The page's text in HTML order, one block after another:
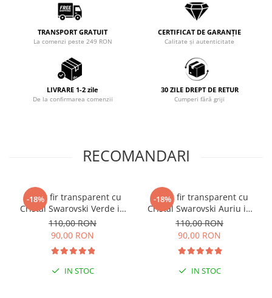
TRANSPORT GRATUIT
La comenzi peste 249 RON
CERTIFICAT DE GARANȚIE
Calitate și autenticitate
LIVRARE 1-2 zile
De la confirmarea comenzii
30 ZILE DREPT DE RETUR
Cumperi fără griji
RECOMANDARI
-18%
Colier fir transparent cu
Cristal Swarovski Verde in
Caseta din Argint 925
110,00 RON
90,00 RON
IN STOC
-18%
Colier fir transparent cu
Cristal Swarovski Auriu in
Caseta din Argint 925
110,00 RON
90,00 RON
IN STOC